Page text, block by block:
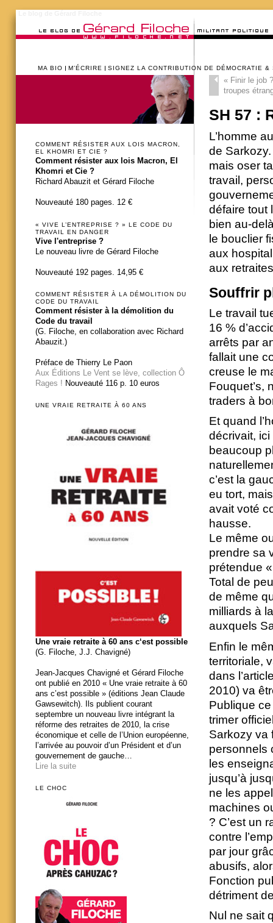
MA BIO M’ÉCRIRE SIGNEZ LA CONTRIBUTION DE DÉMOCRATIE &
«Finir le job
troupes
SH 57 :
L’homme
de
mais oser
travail,
défaire tout
bien au-
le bouclier
aux
aux
Souffrir
Le travail
16 %
arrêts par
fallait une
creuse le
Fouquet’s,
traders à
Et quand
décrivait, ici
beaucoup
c’est la
eu tort,
avait voté
hausse.
Le même
prendre sa
prétendue
Total de
de même
milliards à
auxquels
Enfin le
territoriale,
dans
2010) va
Publique
trimer
Sarkozy va
personnels
les
jusqu’à
ne les
machines
? C’est un
contre
par jour
abusifs,
Fonction
détriment
Nul ne sait
COMMENT RÉSISTER AUX LOIS MACRON,
EL KHOMRI ET CIE ?
Comment résister aux lois Macron, El
Khomri et Cie ?
Richard Abauzit et Gérard Filoche
Nouveauté 180 pages. 12 €
« VIVE L’ENTREPRISE ? » LE CODE DU
TRAVAIL EN DANGER
Vive l'entreprise ?
Le nouveau livre de Gérard Filoche
Nouveauté 192 pages. 14,95 €
COMMENT RÉSISTER À LA DÉMOLITION DU
CODE DU TRAVAIL
Comment résister à la démolition du
Code du travail
(G. Filoche, en collaboration avec Richard
Abauzit.)
Préface de Thierry Le Paon
Aux Éditions Le Vent se lève, collection Ô
Rages ! Nouveauté 116 p. 10 euros
UNE VRAIE RETRAITE À 60 ANS
Une vraie retraite à 60 ans c‘est possible
(G. Filoche, J.J. Chavigné)
Jean-Jacques Chavigné et Gérard Filoche
ont publié en 2010 « Une vraie retraite à 60
ans c’est possible » (éditions Jean Claude
Gawsewitch). Ils publient courant
septembre un nouveau livre intégrant la
réforme des retraites de 2010, la crise
économique et celle de l’Union européenne,
l’arrivée au pouvoir d’un Président et d’un
gouvernement de gauche…
Lire la suite
LE CHOC